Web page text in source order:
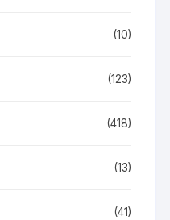
(10)
(123)
(418)
(13)
(41)